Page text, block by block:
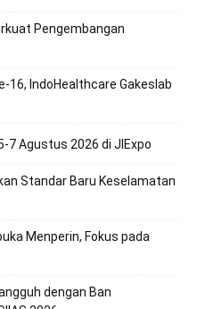
Pengembangan
16, IndoHealthcare Gakeslab
7 Agustus 2026 di JIExpo
Standar Baru Keselamatan
Menperin, Fokus pada
dengan Ban